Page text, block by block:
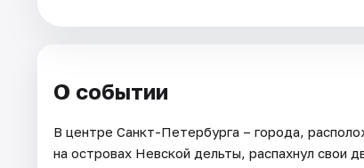
О событии
В центре Санкт-Петербурга – города,
на островах Невской дельты, распахнул свои